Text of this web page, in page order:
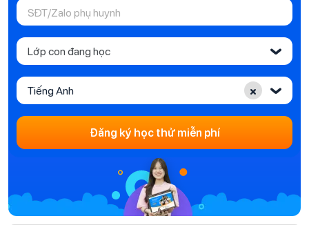
Lớp con đang học ‹
Tiếng Anh ×‹
Đăng ký học thử miễn phí